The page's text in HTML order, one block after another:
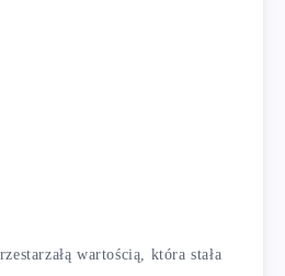
wartością, która stała